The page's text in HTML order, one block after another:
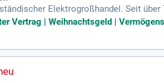
Elektrogroßhandel. Seit über
Mitarbeiter sind an neun Standorten
Vertrag | Weihnachtsgeld |